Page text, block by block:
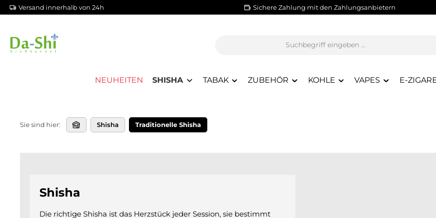
Hauptinhalt springen
Zur Suche springen
Zur Hauptnavigation springen
Versand innerhalb von 24h Sichere Zahlung mit den Zahlungsanbietern
NEUHEITEN SHISHA TABAK ZUBEHÖR KOHLE VAPES E-
Sie sind hier: Shisha Traditionelle Shisha
Shisha
Die richtige Shisha ist das Herzstück jeder Session, sie bestimmt